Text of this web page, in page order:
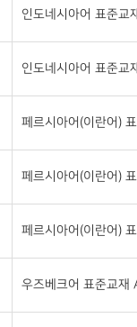
인도네시아어 표준교
인도네시아어 표준교
페르시아어(이란어)
페르시아어(이란어)
페르시아어(이란어)
우즈베크어 표준교재